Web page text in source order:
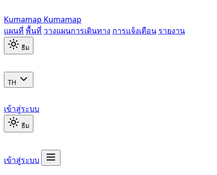
Kumamap Kumamap
แผนที่ พื้นที่ วางแผนการเดินทาง การแจ้งเตือน รายงาน
ธีม
TH
เข้าสู่ระบบ
ธีม
เข้าสู่ระบบ